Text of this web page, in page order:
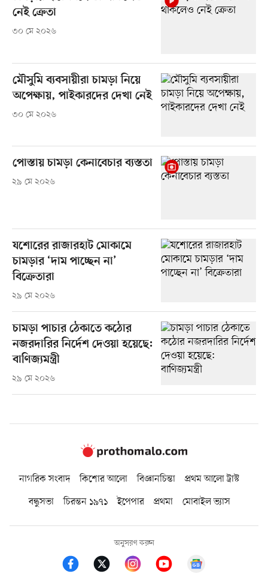
নেই ক্রেতা
৩০ মে ২০২৬
মৌসুমি ব্যবসায়ীরা চামড়া নিয়ে
অপেক্ষায়, পাইকারদের দেখা নেই
৩০ মে ২০২৬
পোস্তায় চামড়া কেনাবেচার ব্যস্ততা
২৯ মে ২০২৬
যশোরের রাজারহাট মোকামে
চামড়ার ‘দাম পাচ্ছেন না’
বিক্রেতারা
২৯ মে ২০২৬
চামড়া পাচার ঠেকাতে কঠোর
নজরদারির নির্দেশ দেওয়া হয়েছে:
বাণিজ্যমন্ত্রী
২৯ মে ২০২৬
নাগরিক সংবাদ কিশোর আলো বিজ্ঞানচিন্তা
প্রথম আলো ট্রাস্ট
বন্ধুসভা
চিরন্তন ১৯৭১ ইপেপার প্রথমা মোবাইল ভ্যাস
অনুসরণ করুন